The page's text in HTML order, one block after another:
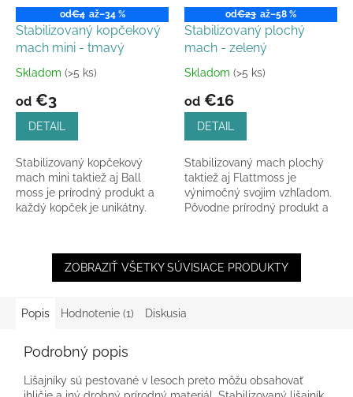
od€4 až–34 %
Stabilizovaný kopčekový
mach mini - tmavý
Priemerné
produktu
5
hviezdičiek.
Skladom (>5 ks)
od €3
DETAIL
Stabilizovaný kopčekový
mach mini taktiež aj Ball
moss je prírodný produkt a
každý kopček je unikátny.
od€23 až–58 %
Stabilizovaný plochý
mach - zelený
Priemerné
produktu
5
hviezdičiek.
Skladom (>5 ks)
od €16
DETAIL
Stabilizovaný mach plochý
taktiež aj Flattmoss je
výnimočný svojim vzhľadom.
Pôvodne prírodný produkt a
ZOBRAZIŤ VŠETKY SÚVISIACE PRODUKTY
Popis Hodnotenie (1) Diskusia
Podrobný popis
Lišajníky sú pestované v lesoch preto môžu obsahovať